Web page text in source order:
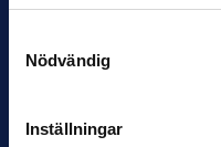
Nödvändig
Inställningar